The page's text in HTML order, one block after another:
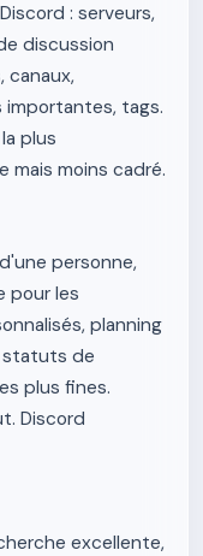
: serveurs,
discussion
canaux,
tags.
plus
mais moins cadré.
personne,
pour les
planning
statuts de
plus fines.
Discord
excellente,